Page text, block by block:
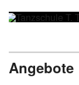
Angebote